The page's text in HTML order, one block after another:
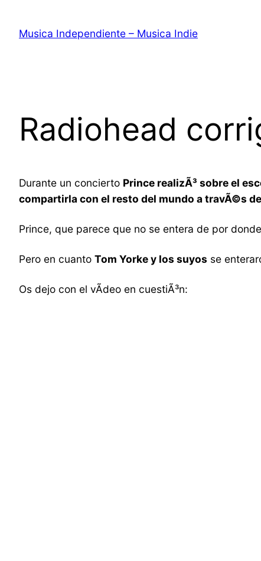
contenido
Musica Independiente – Musica Indie
Radiohead
Durante un concierto Prince realizÃ³ sobre el
compartirla con el resto del mundo a travÃ©s
Prince, que parece que no se entera de por
Pero en cuanto Tom Yorke y los suyos se
Os dejo con el vÃ­deo en cuestiÃ³n: